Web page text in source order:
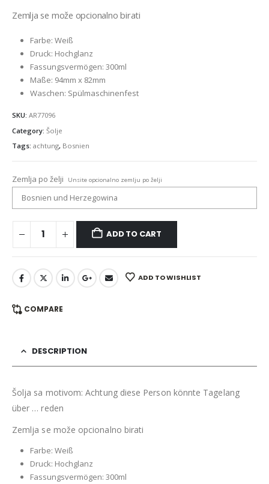
Zemlja se može opcionalno birati
Farbe: Weiß
Druck: Hochglanz
Fassungsvermögen: 300ml
Maße: 94mm x 82mm
Waschen: Spülmaschinenfest
SKU: AR77096
Category: Šolje
Tags: achtung, Bosnien
Zemlja po želji Unsite opcionalno zemlju po želji
ADD TO CART
ADD TO WISHLIST
COMPARE
DESCRIPTION
Šolja sa motivom: Achtung diese Person könnte Tagelang
über … reden
Zemlja se može opcionalno birati
Farbe: Weiß
Druck: Hochglanz
Fassungsvermögen: 300ml